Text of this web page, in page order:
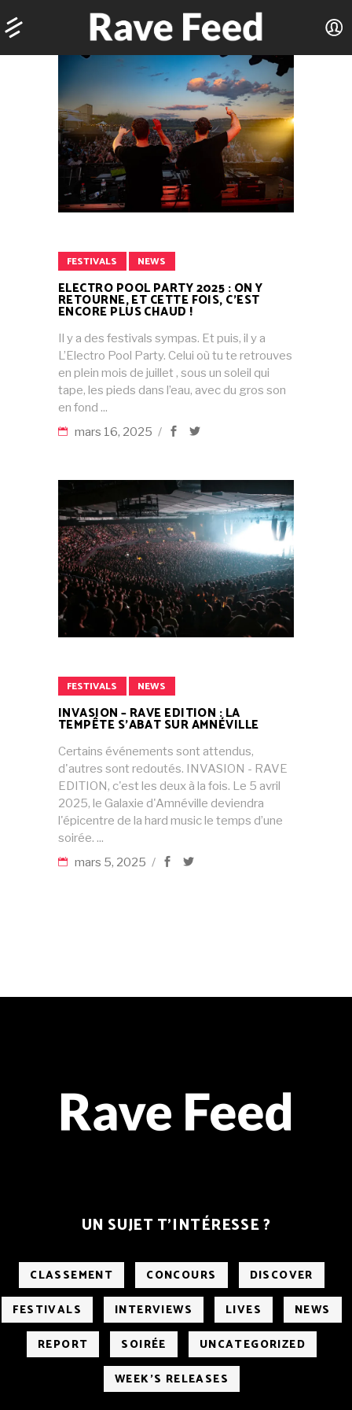
FESTIVALS NEWS
ELECTRO POOL PARTY 2025 : ON Y
RETOURNE, ET CETTE FOIS, C’EST
ENCORE PLUS CHAUD !
Il y a des festivals sympas. Et puis, il y a
L’Electro Pool Party. Celui où tu te retrouves
en plein mois de juillet , sous un soleil qui
tape, les pieds dans l’eau, avec du gros son
en fond
mars 16, 2025
FESTIVALS NEWS
INVASION – RAVE EDITION : LA
TEMPÊTE S’ABAT SUR AMNÉVILLE
Certains événements sont attendus,
d'autres sont redoutés. INVASION - RAVE
EDITION, c'est les deux à la fois. Le 5 avril
2025, le Galaxie d'Amnéville deviendra
l'épicentre de la hard music le temps d’une
soirée.
mars 5, 2025
UN SUJET T’INTÉRESSE ?
CLASSEMENT CONCOURS
DISCOVER
FESTIVALS
INTERVIEWS LIVES
NEWS
REPORT
SOIRÉE
UNCATEGORIZED
WEEK'S RELEASES